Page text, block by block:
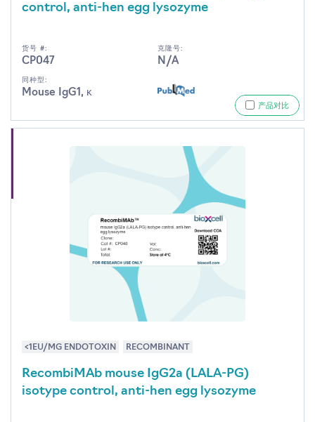
control, anti-hen egg lysozyme
货号 #:
CP047
克隆号:
N/A
同种型:
Mouse IgG1, κ
产品对比
<1EU/MG ENDOTOXIN RECOMBINANT
RecombiMAb mouse IgG2a (LALA-PG)
isotype control, anti-hen egg lysozyme